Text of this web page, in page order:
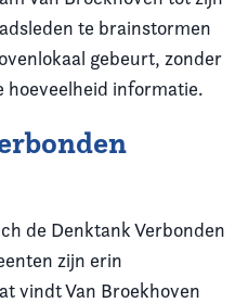
te brainstormen
gebeurt, zonder
hoeveelheid informatie.
de Denktank Verbonden
zijn erin
vindt Van Broekhoven